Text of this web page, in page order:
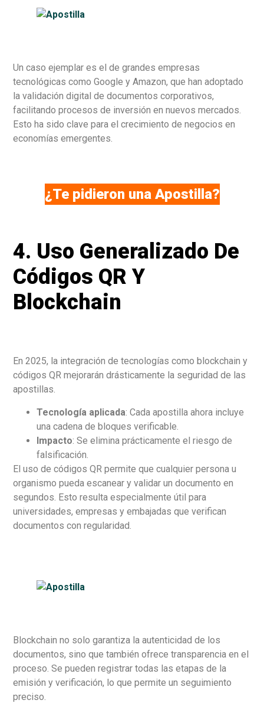
Un caso ejemplar es el de grandes empresas
tecnológicas como Google y Amazon, que han adoptado
la validación digital de documentos corporativos,
facilitando procesos de inversión en nuevos mercados.
Esto ha sido clave para el crecimiento de negocios en
economías emergentes.
¿Te pidieron una Apostilla?
4. Uso Generalizado De
Códigos QR Y
Blockchain
En 2025, la integración de tecnologías como blockchain y
códigos QR mejorarán drásticamente la seguridad de las
apostillas.
Tecnología aplicada: Cada apostilla ahora incluye
una cadena de bloques verificable.
Impacto: Se elimina prácticamente el riesgo de
falsificación.
El uso de códigos QR permite que cualquier persona u
organismo pueda escanear y validar un documento en
segundos. Esto resulta especialmente útil para
universidades, empresas y embajadas que verifican
documentos con regularidad.
Blockchain no solo garantiza la autenticidad de los
documentos, sino que también ofrece transparencia en el
proceso. Se pueden registrar todas las etapas de la
emisión y verificación, lo que permite un seguimiento
preciso.